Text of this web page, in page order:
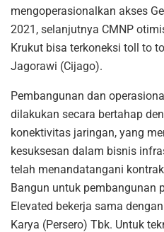
mengoperasionalkan akses
2021, selanjutnya CMNP
Krukut bisa terkoneksi toll to
Jagorawi (Cijago).
Pembangunan dan
dilakukan secara bertahap
konektivitas jaringan, yang
kesuksesan dalam bisnis
telah menandatangani
Bangun untuk pembangunan
Elevated bekerja sama
Karya (Persero) Tbk. Untuk